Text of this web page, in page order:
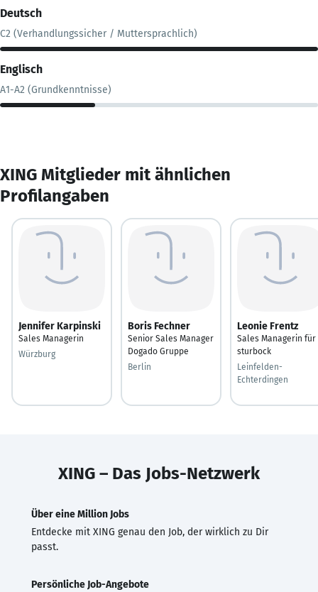
Deutsch
C2 (Verhandlungssicher / Muttersprachlich)
Englisch
A1-A2 (Grundkenntnisse)
XING Mitglieder mit ähnlichen
Profilangaben
Jennifer Karpinski
Sales Managerin
Würzburg
Boris Fechner
Senior Sales Manager
Dogado Gruppe
Berlin
Leonie Frentz
Sales Managerin für
sturbock
Leinfelden-
Echterdingen
XING – Das Jobs-Netzwerk
Über eine Million Jobs
Entdecke mit XING genau den Job, der wirklich zu Dir
passt.
Persönliche Job-Angebote